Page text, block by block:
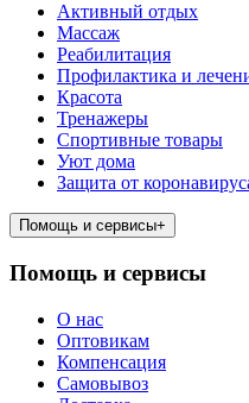
Активный отдых
Массаж
Реабилитация
Профилактика и
Красота
Тренажеры
Спортивные товары
Уют дома
Защита от
Помощь и сервисы+
Помощь и сервисы
О нас
Оптовикам
Компенсация
Самовывоз